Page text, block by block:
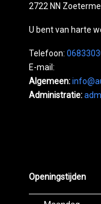
2722 NN
U bent van harte
Telefoon:
E-mail:
Algemeen:
Administratie:
Openingstijden